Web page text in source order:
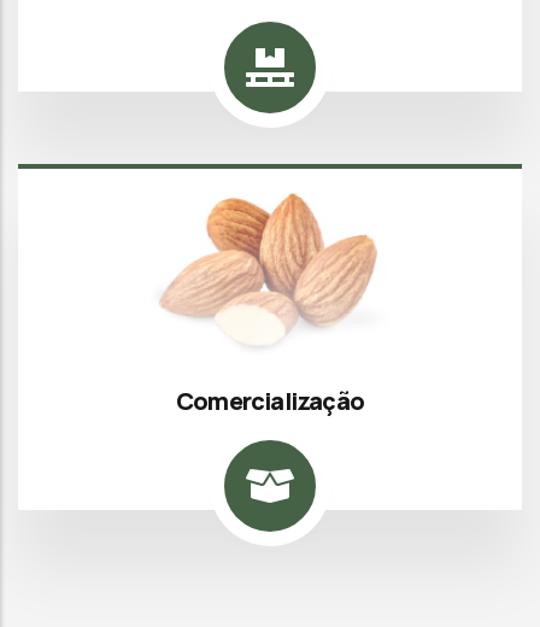
Comercialização